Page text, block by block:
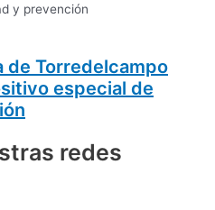
de Torredelcampo
especial de
redes